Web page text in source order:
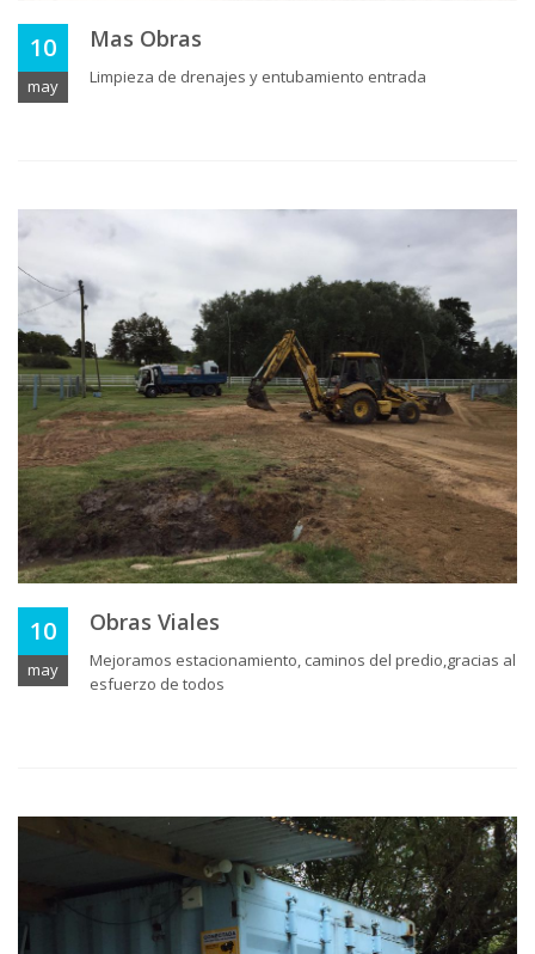
10
may
Mas Obras
Limpieza de drenajes y entubamiento entrada
10
may
Obras Viales
Mejoramos estacionamiento, caminos del predio,gracias al
esfuerzo de todos